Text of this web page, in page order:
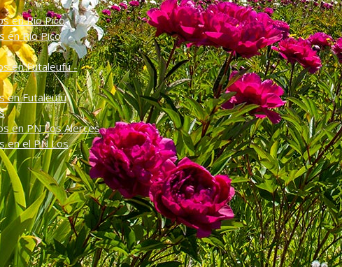
en Río Pico
en Río Pico
en Futaleufú -
en Futaleufú
en PN Los Alerces
en el PN Los